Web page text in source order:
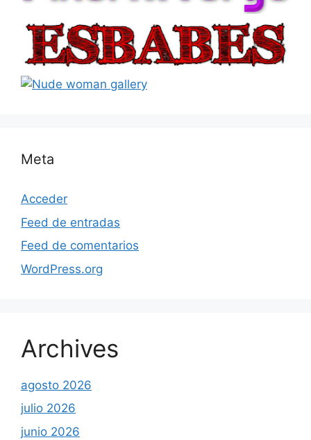
Meta
Acceder
Feed de entradas
Feed de comentarios
WordPress.org
Archives
agosto 2026
julio 2026
junio 2026